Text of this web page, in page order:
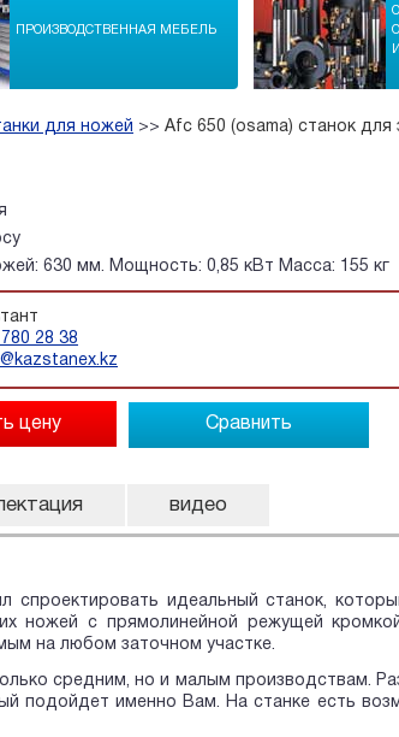
ПРОИЗВОДСТВЕННАЯ МЕБЕЛЬ
для ножей >> Afc 650 (osama) станок для
630 мм. Мощность: 0,85 кВт Масса: 155 кг
28 38
Сравнить
видео
спроектировать идеальный станок,
ножей с прямолинейной режущей
на любом заточном участке.
средним, но и малым производствам.
подойдет именно Вам. На станке есть